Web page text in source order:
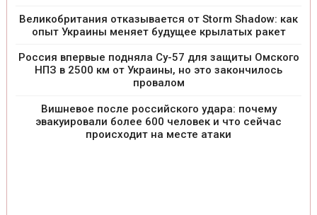
Великобритания отказывается от Storm Shadow: как
опыт Украины меняет будущее крылатых ракет
Россия впервые подняла Су-57 для защиты Омского
НПЗ в 2500 км от Украины, но это закончилось
провалом
Вишневое после российского удара: почему
эвакуировали более 600 человек и что сейчас
происходит на месте атаки